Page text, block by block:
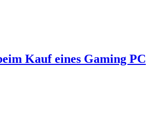
Kauf eines Gaming PC